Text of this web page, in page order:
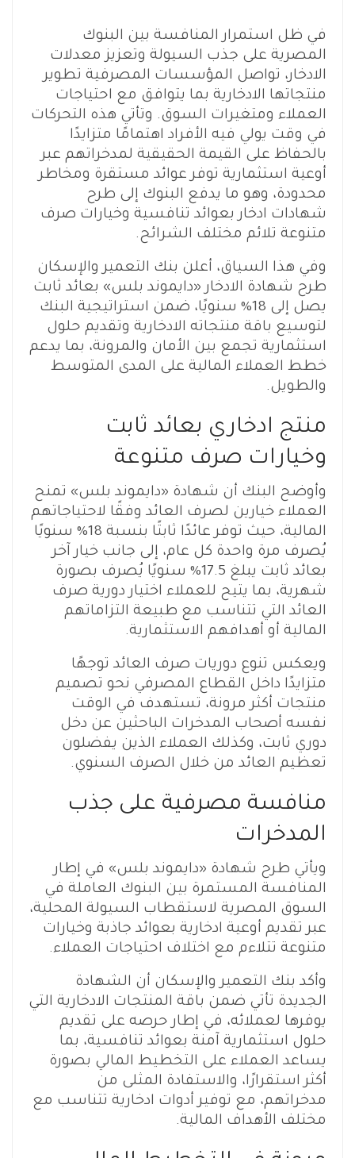
في ظل استمرار المنافسة بين البنوك
المصرية على جذب السيولة وتعزيز معدلات
الادخار، تواصل المؤسسات المصرفية تطوير
منتجاتها الادخارية بما يتوافق مع احتياجات
العملاء ومتغيرات السوق. وتأتي هذه التحركات
في وقت يولي فيه الأفراد اهتمامًا متزايدًا
بالحفاظ على القيمة الحقيقية لمدخراتهم عبر
أوعية استثمارية توفر عوائد مستقرة ومخاطر
محدودة، وهو ما يدفع البنوك إلى طرح
شهادات ادخار بعوائد تنافسية وخيارات صرف
متنوعة تلائم مختلف الشرائح.
وفي هذا السياق، أعلن بنك التعمير والإسكان
طرح شهادة الادخار «دايموند بلس» بعائد ثابت
يصل إلى 18% سنويًا، ضمن استراتيجية البنك
لتوسيع باقة منتجاته الادخارية وتقديم حلول
استثمارية تجمع بين الأمان والمرونة، بما يدعم
خطط العملاء المالية على المدى المتوسط
والطويل.
منتج ادخاري بعائد ثابت
وخيارات صرف متنوعة
وأوضح البنك أن شهادة «دايموند بلس» تمنح
العملاء خيارين لصرف العائد وفقًا لاحتياجاتهم
المالية، حيث توفر عائدًا ثابتًا بنسبة 18% سنويًا
يُصرف مرة واحدة كل عام، إلى جانب خيار آخر
بعائد ثابت يبلغ 17.5% سنويًا يُصرف بصورة
شهرية، بما يتيح للعملاء اختيار دورية صرف
العائد التي تتناسب مع طبيعة التزاماتهم
المالية أو أهدافهم الاستثمارية.
ويعكس تنوع دوريات صرف العائد توجهًا
متزايدًا داخل القطاع المصرفي نحو تصميم
منتجات أكثر مرونة، تستهدف في الوقت
نفسه أصحاب المدخرات الباحثين عن دخل
دوري ثابت، وكذلك العملاء الذين يفضلون
تعظيم العائد من خلال الصرف السنوي.
منافسة مصرفية على جذب
المدخرات
ويأتي طرح شهادة «دايموند بلس» في إطار
المنافسة المستمرة بين البنوك العاملة في
السوق المصرية لاستقطاب السيولة المحلية،
عبر تقديم أوعية ادخارية بعوائد جاذبة وخيارات
متنوعة تتلاءم مع اختلاف احتياجات العملاء.
وأكد بنك التعمير والإسكان أن الشهادة
الجديدة تأتي ضمن باقة المنتجات الادخارية التي
يوفرها لعملائه، في إطار حرصه على تقديم
حلول استثمارية آمنة بعوائد تنافسية، بما
يساعد العملاء على التخطيط المالي بصورة
أكثر استقرارًا، والاستفادة المثلى من
مدخراتهم، مع توفير أدوات ادخارية تتناسب مع
مختلف الأهداف المالية.